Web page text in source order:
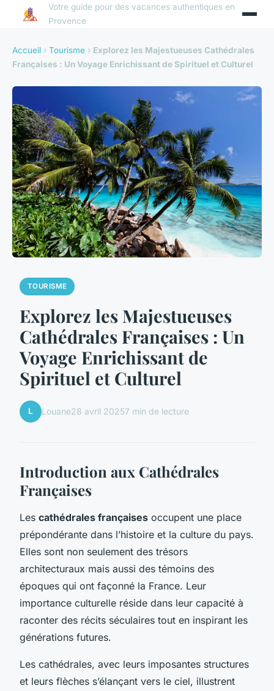
Votre guide pour des vacances authentiques en
Provence
Accueil › Tourisme › Explorez les Majestueuses Cathédrales
Françaises : Un Voyage Enrichissant de Spirituel et Culturel
TOURISME
Explorez les Majestueuses
Cathédrales Françaises : Un
Voyage Enrichissant de
Spirituel et Culturel
L Louane28 avril 20257 min de lecture
Introduction aux Cathédrales
Françaises
Les cathédrales françaises occupent une place
prépondérante dans l’histoire et la culture du pays.
Elles sont non seulement des trésors
architecturaux mais aussi des témoins des
époques qui ont façonné la France. Leur
importance culturelle réside dans leur capacité à
raconter des récits séculaires tout en inspirant les
générations futures.
Les cathédrales, avec leurs imposantes structures
et leurs flèches s’élançant vers le ciel, illustrent